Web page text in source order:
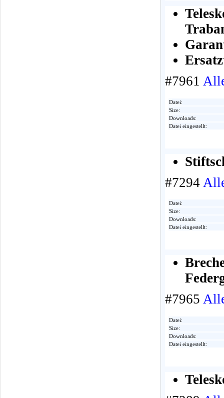
#7961
Datei:
Size:
Downloads:
Datei eingestellt:
#7294
Datei:
Size:
Downloads:
Datei eingestellt:
#7965
Datei:
Size:
Downloads:
Datei eingestellt: